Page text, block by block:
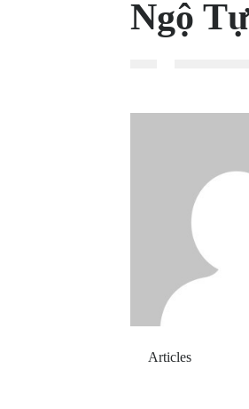
Ngộ
Articles